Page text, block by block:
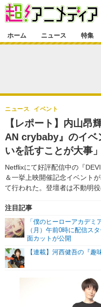
ゲーム・アプリ
グッズ
声優
舞台
特集一覧
ラキりす
連載マンガ
連載マンガ一覧
番組・動画
番組・動画一覧
動画
連載・ブログ
連載・ブログ一覧
編集部ブログ・お知らせ
ホーム ニュース 特集
【レポート】内山昂
AN crybaby』のイベ
いを託すことが大事」
Netflixにて好評配信中の『
＆一挙上映開催記念イベント
て行われた。登壇者は不動明
ニュース イベント
注目記事
「僕のヒーローアカデミ
（月）午前0時に配信ス
面カットが公開
【連載】河西健吾の『趣